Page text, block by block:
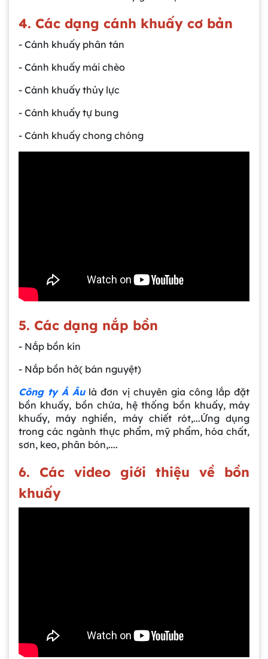
4. Các dạng cánh khuấy cơ bản
- Cánh khuấy phân tán
- Cánh khuấy mái chèo
- Cánh khuấy thủy lực
- Cánh khuấy tự bung
- Cánh khuấy chong chóng
5. Các dạng nắp bồn
- Nắp bồn kín
- Nắp bồn hở( bán nguyệt)
Công ty Á Âulà đơn vị chuyên gia công lắp đặt
bồn khuấy, bồn chứa, hệ thống bồn khuấy, máy
khuấy, máy nghiền, máy chiết rót,...Ứng dụng
trong các ngành thực phẩm, mỹ phẩm, hóa chất,
sơn, keo, phân bón,....
6. Các video giới thiệu về bồn
khuấy